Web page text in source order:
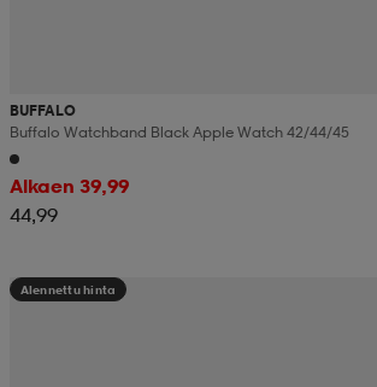
BUFFALO
Buffalo Watchband Black Apple Watch 42/44/45
Alkaen 39,99
44,99
Alennettu hinta